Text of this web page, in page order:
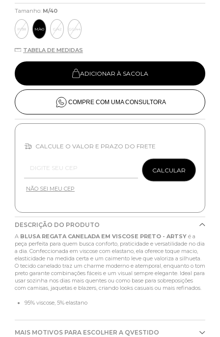
Tamanho: M/40
P/38 M/40 G/42 GG/44
TABELA DE MEDIDAS
ADICIONAR À SACOLA
COMPRE COM UMA CONSULTORA
CALCULE O VALOR E PRAZO DO FRETE
CALCULAR
NÃO SEI MEU CEP
DESCRIÇÃO DO PRODUTO
A BLUSA REGATA CANELADA EM VISCOSE PRETO - ARTSY é a
peça perfeita para quem busca conforto, praticidade e versatilidade no dia
a dia. Confeccionada em viscose com elastano, ela oferece toque macio,
elasticidade na medida certa e um caimento leve que valoriza a silhueta.
O tecido canelado traz um charme moderno e atemporal, enquanto o tom
preto garante combinações fáceis e um visual sempre elegante. Ideal para
usar sozinha nos dias mais quentes ou como base para sobreposições
com camisas, jaquetas e blazers, criando looks casuais ou mais refinados.
95% viscose, 5% elastano
MAIS MOTIVOS PARA ESCOLHER A QVESTIDO